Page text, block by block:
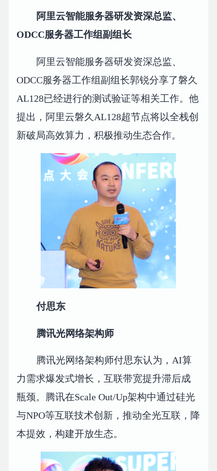
阿里云智能服务器研发资深总监、
ODCC服务器工作组副组长
阿里云智能服务器研发资深总监、
ODCC服务器工作组副组长郭锐分享了磐久
AL128已经进行的测试验证等相关工作。他
提出，阿里云磐久AL128超节点将以全栈创
新破局高效算力，积极推动生态合作。
付思东
腾讯光网络架构师
腾讯光网络架构师付思东认为，AI算
力需求爆发式增长，互联带宽提升滞后成
瓶颈。腾讯在Scale Out/Up架构中通过硅光
与NPO等互联技术创新，推动全光互联，降
本提效，构建开放生态。